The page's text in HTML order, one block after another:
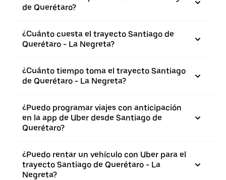
de Querétaro?
¿Cuánto cuesta el trayecto Santiago de
Querétaro - La Negreta?
¿Cuánto tiempo toma el trayecto Santiago
de Querétaro - La Negreta?
¿Puedo programar viajes con anticipación
en la app de Uber desde Santiago de
Querétaro?
¿Puedo rentar un vehículo con Uber para el
trayecto Santiago de Querétaro - La
Negreta?